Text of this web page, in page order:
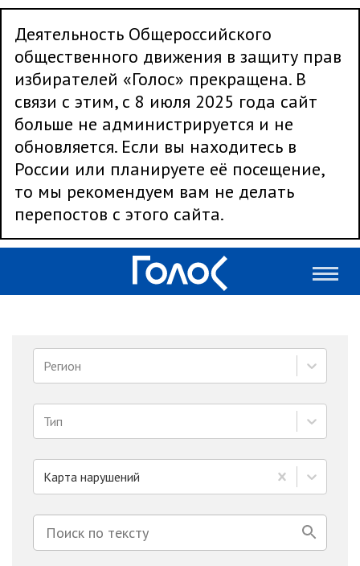
Деятельность Общероссийского
общественного движения в защиту прав
избирателей «Голос» прекращена. В
связи с этим, с 8 июля 2025 года сайт
больше не администрируется и не
обновляется. Если вы находитесь в
России или планируете её посещение,
то мы рекомендуем вам не делать
перепостов с этого сайта.
Регион
Тип
Карта нарушений